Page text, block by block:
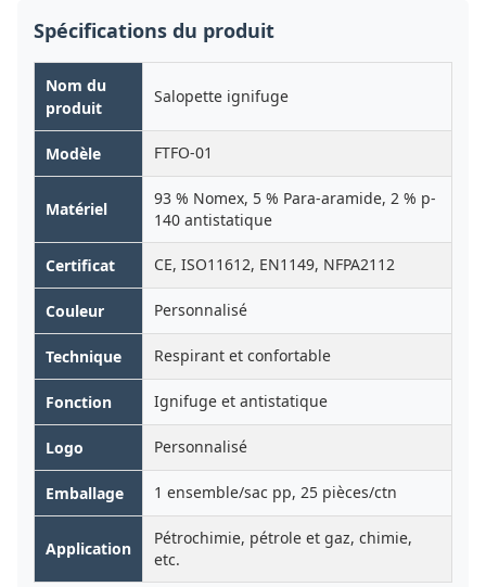
Spécifications du produit
Nom du
produit
Salopette ignifuge
Modèle FTFO-01
Matériel
93 % Nomex, 5 % Para-aramide, 2 % p-
140 antistatique
Certificat CE, ISO11612, EN1149, NFPA2112
Couleur Personnalisé
Technique Respirant et confortable
Fonction Ignifuge et antistatique
Logo Personnalisé
Emballage 1 ensemble/sac pp, 25 pièces/ctn
Application
Pétrochimie, pétrole et gaz, chimie,
etc.